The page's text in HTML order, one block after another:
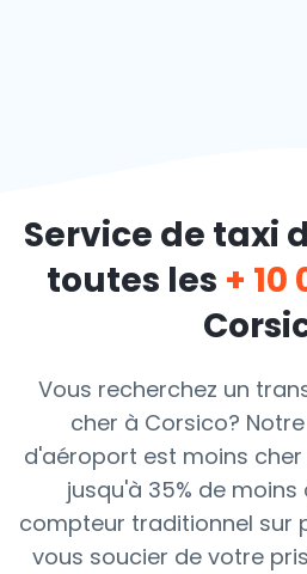
Service de taxi
toutes les +
Vous recherchez un
cher à Corsico?
d'aéroport est moins
jusqu'à 35% de moins
compteur traditionnel sur
vous soucier de votre